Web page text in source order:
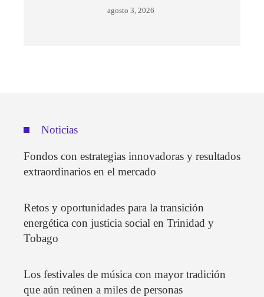
agosto 3, 2026
Noticias
Fondos con estrategias innovadoras y resultados
extraordinarios en el mercado
Retos y oportunidades para la transición
energética con justicia social en Trinidad y
Tobago
Los festivales de música con mayor tradición
que aún reúnen a miles de personas